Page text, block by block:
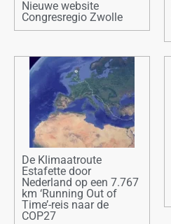
Nieuwe website
Congresregio Zwolle
De Klimaatroute
Estafette door
Nederland op een 7.767
km ‘Running Out of
Time’-reis naar de
COP27